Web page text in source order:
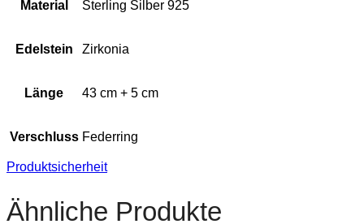
Material Sterling Silber 925
Edelstein Zirkonia
Länge 43 cm + 5 cm
Verschluss Federring
Produktsicherheit
Ähnliche Produkte